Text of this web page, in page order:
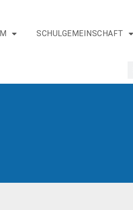
SCHULGEMEINSCHAFT